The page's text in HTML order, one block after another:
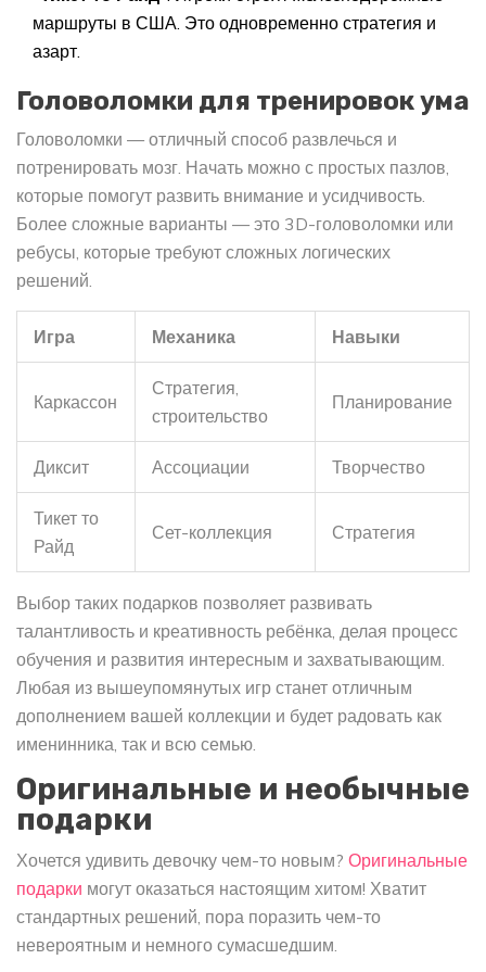
маршруты в США. Это одновременно стратегия и
азарт.
Головоломки для тренировок ума
Головоломки — отличный способ развлечься и
потренировать мозг. Начать можно с простых пазлов,
которые помогут развить внимание и усидчивость.
Более сложные варианты — это 3D-головоломки или
ребусы, которые требуют сложных логических
решений.
Игра Механика Навыки
Каркассон
Стратегия,
строительство
Планирование
Диксит Ассоциации Творчество
Тикет то
Райд
Сет-коллекция Стратегия
Выбор таких подарков позволяет развивать
талантливость и креативность ребёнка, делая процесс
обучения и развития интересным и захватывающим.
Любая из вышеупомянутых игр станет отличным
дополнением вашей коллекции и будет радовать как
именинника, так и всю семью.
Оригинальные и необычные
подарки
Хочется удивить девочку чем-то новым? Оригинальные
подарки могут оказаться настоящим хитом! Хватит
стандартных решений, пора поразить чем-то
невероятным и немного сумасшедшим.